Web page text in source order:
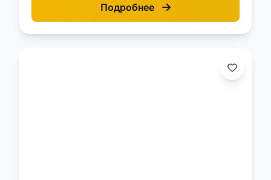
Подробнее